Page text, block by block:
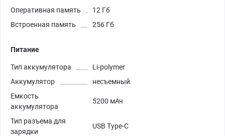
Оперативная память
12 Гб
Встроенная память
256 Гб
Питание
Тип аккумулятора
Li-polymer
Аккумулятор
несъемный
Емкость
аккумулятора
5200 мАч
Тип разъема для
зарядки
USB Type-C